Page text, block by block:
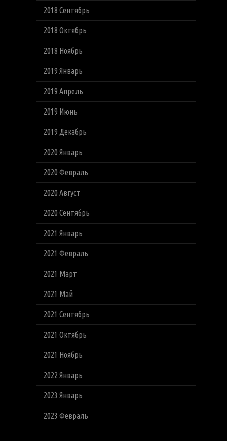
2018 Сентябрь
2018 Октябрь
2018 Ноябрь
2019 Январь
2019 Апрель
2019 Июнь
2019 Декабрь
2020 Январь
2020 Февраль
2020 Август
2020 Сентябрь
2021 Январь
2021 Февраль
2021 Март
2021 Май
2021 Сентябрь
2021 Октябрь
2021 Ноябрь
2022 Январь
2023 Январь
2023 Февраль